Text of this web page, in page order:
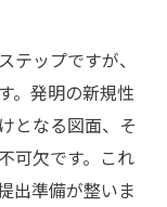
テップですが、
。発明の新規性
となる図面、そ
可欠です。これ
出準備が整いま